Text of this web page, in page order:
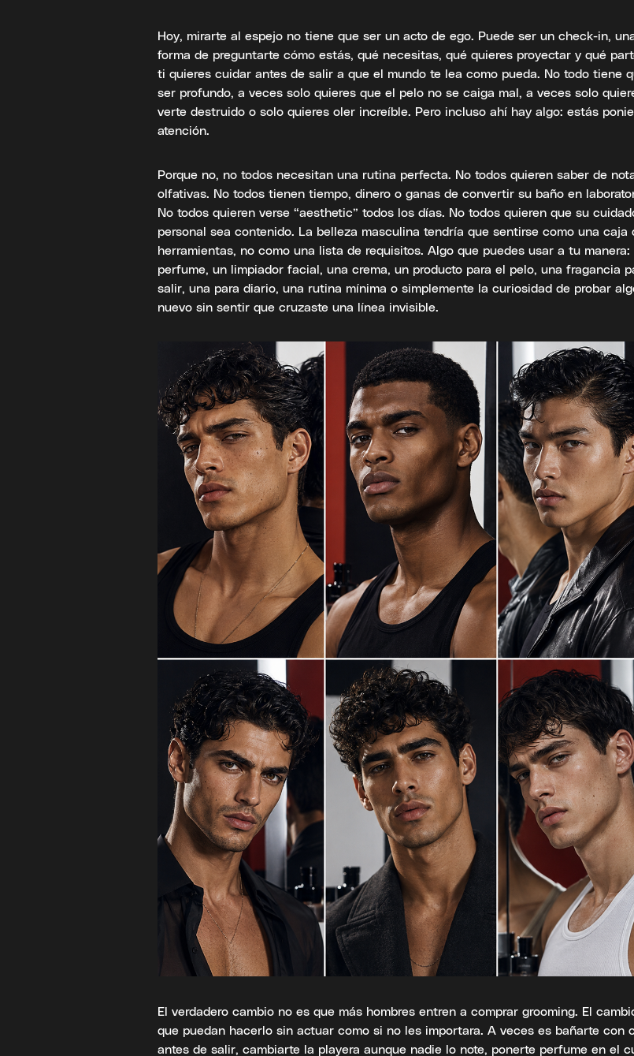
Hoy, mirarte al espejo no tiene que ser un acto de ego. Puede ser un check-in,
forma de preguntarte cómo estás, qué necesitas, qué quieres proyectar y qué
ti quieres cuidar antes de salir a que el mundo te lea como pueda. No todo tiene
ser profundo, a veces solo quieres que el pelo no se caiga mal, a veces solo
verte destruido o solo quieres oler increíble. Pero incluso ahí hay algo: estás
atención.
Porque no, no todos necesitan una rutina perfecta. No todos quieren saber de
olfativas. No todos tienen tiempo, dinero o ganas de convertir su baño en
No todos quieren verse “aesthetic” todos los días. No todos quieren que su
personal sea contenido. La belleza masculina tendría que sentirse como una caja
herramientas, no como una lista de requisitos. Algo que puedes usar a tu manera:
perfume, un limpiador facial, una crema, un producto para el pelo, una fragancia
salir, una para diario, una rutina mínima o simplemente la curiosidad de probar
nuevo sin sentir que cruzaste una línea invisible.
El verdadero cambio no es que más hombres entren a comprar grooming. El
que puedan hacerlo sin actuar como si no les importara. A veces es bañarte con
antes de salir, cambiarte la playera aunque nadie lo note, ponerte perfume en el